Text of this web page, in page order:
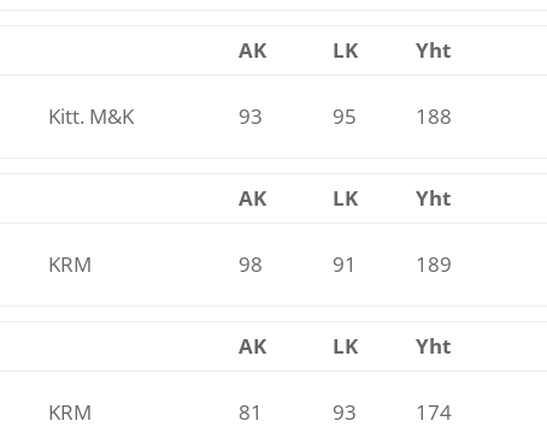
AK LK Yht
Kitt. M&K 93 95 188
AK LK Yht
KRM 98 91 189
AK LK Yht
KRM 81 93 174